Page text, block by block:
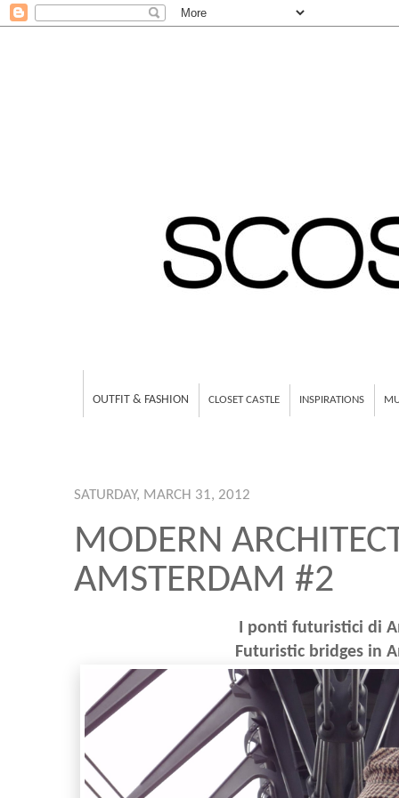
OUTFIT & FASHION CLOSET CASTLE INSPIRATIONS
SATURDAY, MARCH 31, 2012
MODERN
AMSTERDAM #2
I ponti futuristici di
Futuristic bridges in